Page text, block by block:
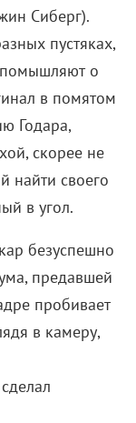
Сиберг).
пустяках,
о
в помятом
Годара,
скорее не
найти своего
в угол.
безуспешно
предавшей
пробивает
в камеру,